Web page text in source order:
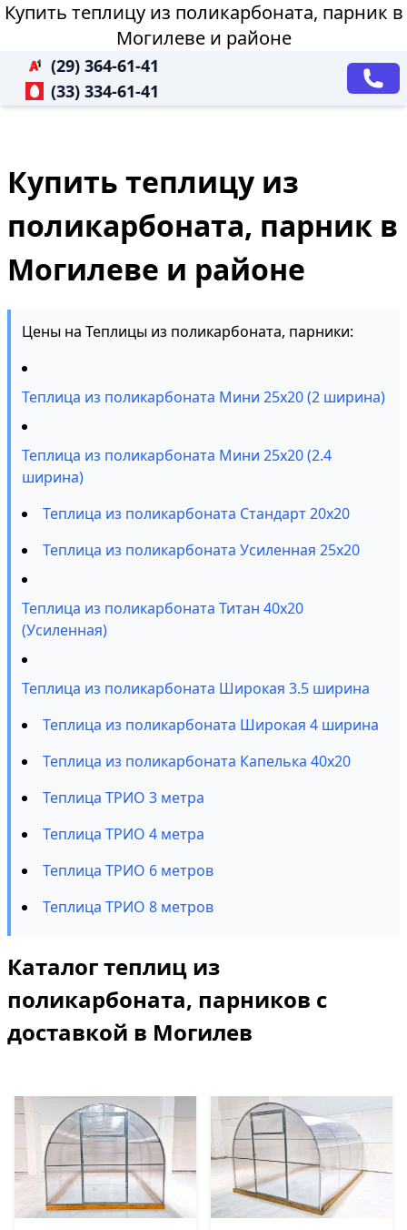
Купить теплицу из поликарбоната, парник в
Могилеве и районе
(29) 364-61-41
(33) 334-61-41
Купить теплицу из
поликарбоната, парник в
Могилеве и районе
Цены на Теплицы из поликарбоната, парники:
Теплица из поликарбоната Мини 25х20 (2 ширина)
Теплица из поликарбоната Мини 25х20 (2.4
ширина)
Теплица из поликарбоната Стандарт 20х20
Теплица из поликарбоната Усиленная 25х20
Теплица из поликарбоната Титан 40х20
(Усиленная)
Теплица из поликарбоната Широкая 3.5 ширина
Теплица из поликарбоната Широкая 4 ширина
Теплица из поликарбоната Капелька 40х20
Теплица ТРИО 3 метра
Теплица ТРИО 4 метра
Теплица ТРИО 6 метров
Теплица ТРИО 8 метров
Каталог теплиц из
поликарбоната, парников с
доставкой в Могилев